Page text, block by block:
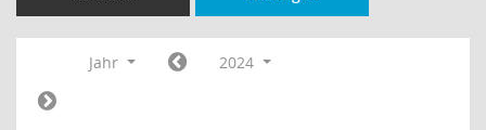
Jahr 2024